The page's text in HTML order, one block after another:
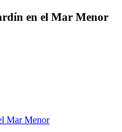
en el Mar Menor
Mar Menor